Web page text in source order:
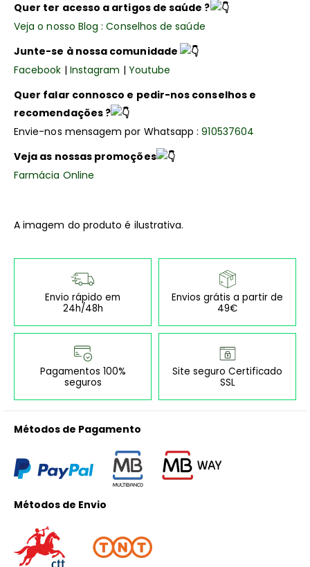
Quer ter acesso a artigos de saúde ?
Veja o nosso Blog : Conselhos de saúde
Junte-se à nossa comunidade
Facebook | Instagram | Youtube
Quer falar connosco e pedir-nos conselhos e
recomendações ?
Envie-nos mensagem por Whatsapp : 910537604
Veja as nossas promoções
Farmácia Online
A imagem do produto é ilustrativa.
Envio rápido em
24h/48h
Envios grátis a partir de
49€
Pagamentos 100%
seguros
Site seguro Certificado
SSL
Métodos de Pagamento
Métodos de Envio